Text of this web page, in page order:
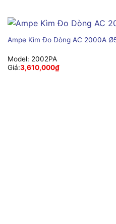
Ampe Kìm Đo Dòng AC 2000A
Model: 2002PA
Giá:3,610,000₫